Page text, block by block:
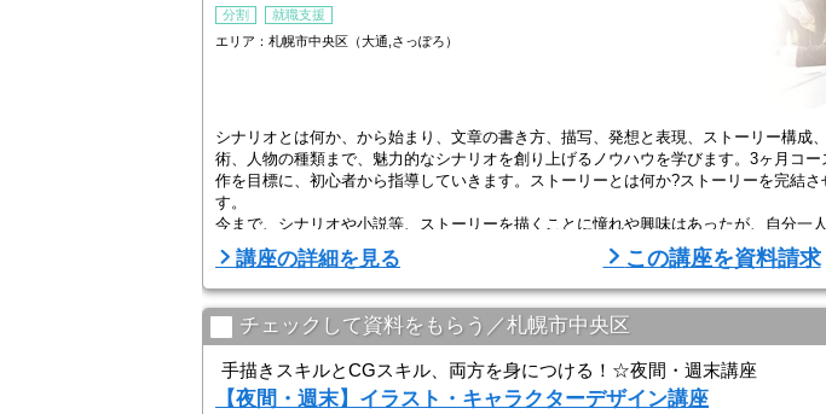
分割
就職支援
エリア：札幌市中央区（大通,さっぽろ）
シナリオとは何か、から始まり、文章の書き方、描写、発想と表現、ストーリー構成
術、人物の種類まで、魅力的なシナリオを創り上げるノウハウを学びます。3ヶ月コー
作を目標に、初心者から指導していきます。ストーリーとは何か?ストーリーを完結さ
す。
今まで、シナリオや小説等、ストーリーを描くことに憧れや興味はあったが、自分一
らない。。。と考えていた方！大学等学校に通いながら、お仕事をしながら学ぶこと
講座の詳細を見る この講座を資料請求
チェックして資料をもらう／札幌市中央区
手描きスキルとCGスキル、両方を身につける！☆夜間・週末講座
【夜間・週末】イラスト・キャラクターデザイン講座